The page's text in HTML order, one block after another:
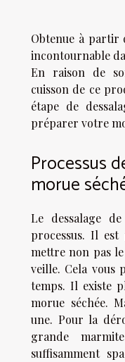
Obtenue à partir
incontournable
En raison de
cuisson de ce
étape de
préparer votre
Processus
morue
Le dessalage
processus. Il est
mettre non pas
veille. Cela vous
temps. Il existe
morue séchée.
une. Pour la
grande
suffisamment